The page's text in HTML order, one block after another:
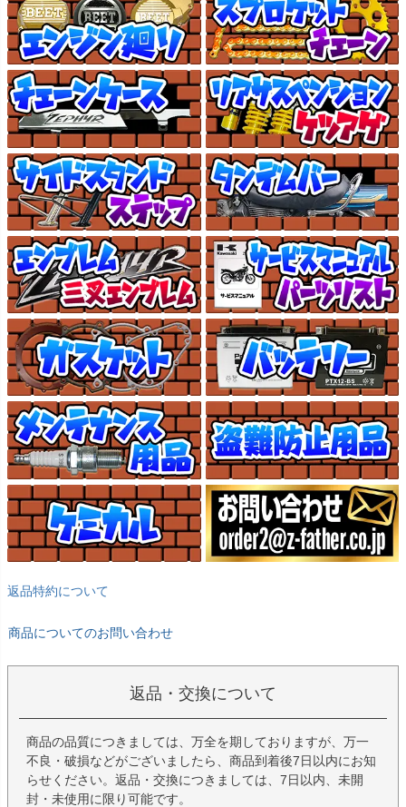
返品特約について
商品についてのお問い合わせ
返品・交換について
商品の品質につきましては、万全を期しておりますが、万一
不良・破損などがございましたら、商品到着後7日以内にお知
らせください。返品・交換につきましては、7日以内、未開
封・未使用に限り可能です。